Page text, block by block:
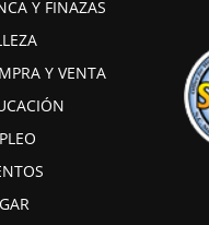
Y FINAZAS
Y VENTA